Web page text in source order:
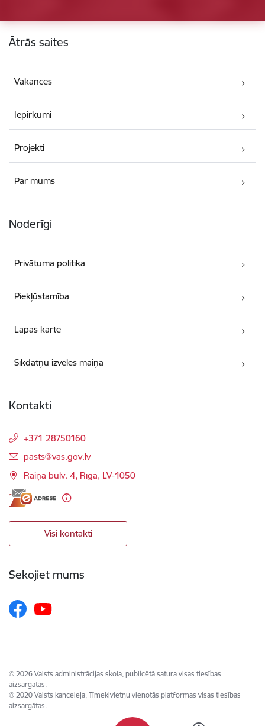
Kājene
Ātrās saites
Vakances
Iepirkumi
Projekti
Par mums
Noderīgi
Privātuma politika
Piekļūstamība
Lapas karte
Sīkdatņu izvēles maiņa
Kontakti
+371 28750160
E-pasts:
pasts@vas.gov.lv
Raiņa bulv. 4, Rīga, LV-1050
Visi kontakti
Sekojiet mums
© 2026 Valsts administrācijas skola, publicētā satura visas tiesības
aizsargātas.
© 2020 Valsts kanceleja, Tīmekļvietņu vienotās platformas visas tiesības
aizsargātas.